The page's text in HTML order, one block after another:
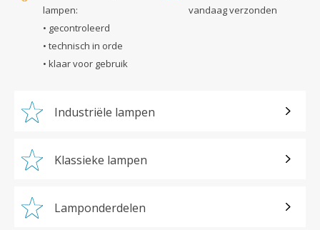
lampen:
• gecontroleerd
• technisch in orde
• klaar voor gebruik
vandaag verzonden
Industriële lampen
Klassieke lampen
Lamponderdelen